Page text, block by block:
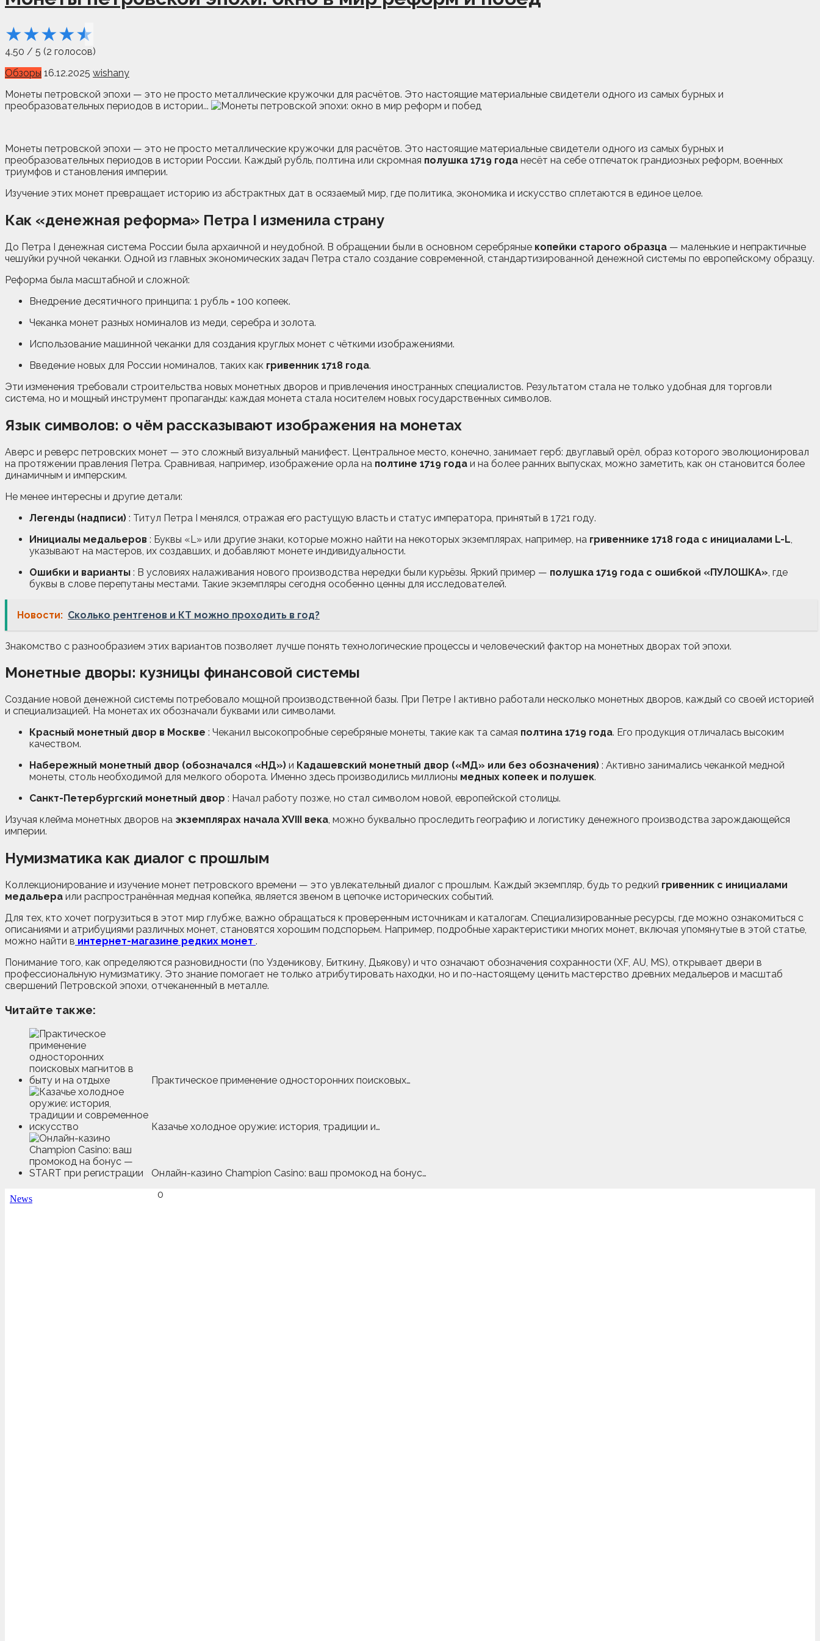
★★★★★
4.50 / 5 (2 голосов)
Обзоры 16.12.2025 wishany
Монеты петровской эпохи — это не просто металлические кружочки для расчётов. Это настоящие материальные свидетели одного из самых бурных и
преобразовательных периодов в истории...
Монеты петровской эпохи — это не просто металлические кружочки для расчётов. Это настоящие материальные свидетели одного из самых бурных и
преобразовательных периодов в истории России. Каждый рубль, полтина или скромная полушка 1719 года несёт на себе отпечаток грандиозных реформ, военных
триумфов и становления империи.
Изучение этих монет превращает историю из абстрактных дат в осязаемый мир, где политика, экономика и искусство сплетаются в единое целое.
Как «денежная реформа» Петра I изменила страну
До Петра I денежная система России была архаичной и неудобной. В обращении были в основном серебряные копейки старого образца — маленькие и непрактичные
чешуйки ручной чеканки. Одной из главных экономических задач Петра стало создание современной, стандартизированной денежной системы по европейскому образцу.
Реформа была масштабной и сложной:
Внедрение десятичного принципа: 1 рубль = 100 копеек.
Чеканка монет разных номиналов из меди, серебра и золота.
Использование машинной чеканки для создания круглых монет с чёткими изображениями.
Введение новых для России номиналов, таких как гривенник 1718 года.
Эти изменения требовали строительства новых монетных дворов и привлечения иностранных специалистов. Результатом стала не только удобная для торговли
система, но и мощный инструмент пропаганды: каждая монета стала носителем новых государственных символов.
Язык символов: о чём рассказывают изображения на монетах
Аверс и реверс петровских монет — это сложный визуальный манифест. Центральное место, конечно, занимает герб: двуглавый орёл, образ которого эволюционировал
на протяжении правления Петра. Сравнивая, например, изображение орла на полтине 1719 года и на более ранних выпусках, можно заметить, как он становится более
динамичным и имперским.
Не менее интересны и другие детали:
Легенды (надписи) : Титул Петра I менялся, отражая его растущую власть и статус императора, принятый в 1721 году.
Инициалы медальеров : Буквы «L» или другие знаки, которые можно найти на некоторых экземплярах, например, на гривеннике 1718 года с инициалами L-L
указывают на мастеров, их создавших, и добавляют монете индивидуальности.
Ошибки и варианты : В условиях налаживания нового производства нередки были курьёзы. Яркий пример — полушка 1719 года с ошибкой «ПУЛОШКА» , где
буквы в слове перепутаны местами. Такие экземпляры сегодня особенно ценны для исследователей.
Новости: Сколько рентгенов и КТ можно проходить в год?
Знакомство с разнообразием этих вариантов позволяет лучше понять технологические процессы и человеческий фактор на монетных дворах той эпохи.
Монетные дворы: кузницы финансовой системы
Создание новой денежной системы потребовало мощной производственной базы. При Петре I активно работали несколько монетных дворов, каждый со своей историей
и специализацией. На монетах их обозначали буквами или символами.
Красный монетный двор в Москве : Чеканил высокопробные серебряные монеты, такие как та самая полтина 1719 года. Его продукция отличалась высоким
качеством.
Набережный монетный двор (обозначался «НД») и Кадашевский монетный двор («МД» или без обозначения) : Активно занимались чеканкой медной
монеты, столь необходимой для мелкого оборота. Именно здесь производились миллионы медных копеек и полушек.
Санкт-Петербургский монетный двор : Начал работу позже, но стал символом новой, европейской столицы.
Изучая клейма монетных дворов на экземплярах начала XVIII века, можно буквально проследить географию и логистику денежного производства зарождающейся
империи.
Нумизматика как диалог с прошлым
Коллекционирование и изучение монет петровского времени — это увлекательный диалог с прошлым. Каждый экземпляр, будь то редкий гривенник с инициалами
медальера или распространённая медная копейка, является звеном в цепочке исторических событий.
Для тех, кто хочет погрузиться в этот мир глубже, важно обращаться к проверенным источникам и каталогам. Специализированные ресурсы, где можно ознакомиться с
описаниями и атрибуциями различных монет, становятся хорошим подспорьем. Например, подробные характеристики многих монет, включая упомянутые в этой статье,
можно найти в интернет-магазине редких монет .
Понимание того, как определяются разновидности (по Узденикову, Биткину, Дьякову) и что означают обозначения сохранности (XF, AU, MS), открывает двери в
профессиональную нумизматику. Это знание помогает не только атрибутировать находки, но и по-настоящему ценить мастерство древних медальеров и масштаб
свершений Петровской эпохи, отчеканенный в металле.
Читайте также:
Практическое применение односторонних поисковых…
Казачье холодное оружие: история, традиции и…
Онлайн-казино Champion Casino: ваш промокод на бонус…
0